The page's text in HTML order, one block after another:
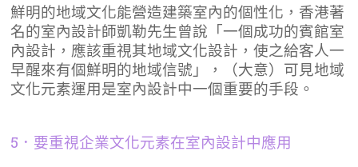
鮮明的地域文化能營造建築室內的個性化，香港著
名的室內設計師凱勒先生曾說「一個成功的賓館室
內設計，應該重視其地域文化設計，使之給客人一
早醒來有個鮮明的地域信號」，（大意）可見地域
文化元素運用是室內設計中一個重要的手段。
5．要重視企業文化元素在室內設計中應用